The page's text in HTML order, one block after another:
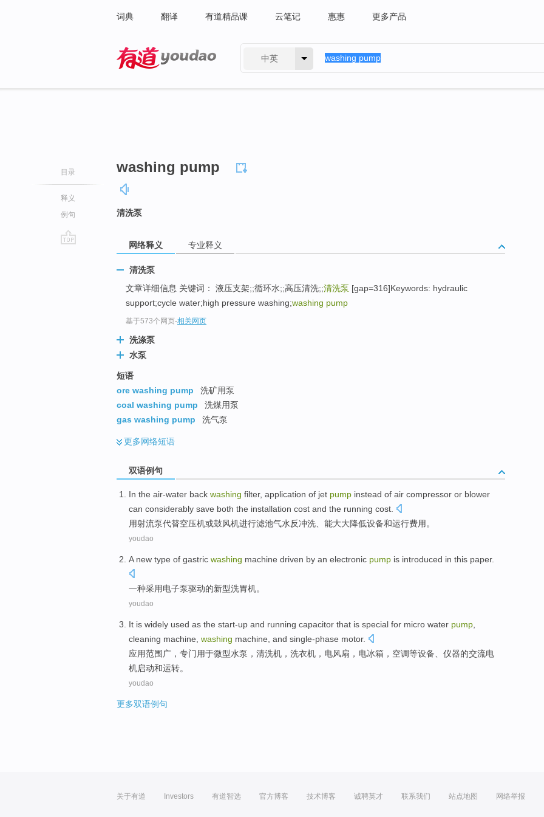
词典 翻译 有道精品课 云笔记 惠惠 更多产品
中英
目录
释义
例句
washing pump
清洗泵
网络释义 专业释义
清洗泵
文章详细信息 关键词： 液压支架;;循环水;;高压清洗;;清洗泵 [gap=316]Keywords: hydraulic
support;cycle water;high pressure washing;washing pump
基于573个网页-相关网页
洗涤泵
水泵
短语
ore washing pump
洗矿用泵
coal washing pump
洗煤用泵
gas washing pump
洗气泵
更多网络短语
双语例句
In the air-water back washing filter, application of jet pump instead of air compressor or blower
can considerably save both the installation cost and the running cost.
用射流泵代替空压机或鼓风机进行滤池气水反冲洗、 能大大降低设备和运行费用。
youdao
A new type of gastric washing machine driven by an electronic pump is introduced in this paper.
一种采用电子泵驱动的新型洗胃机。
youdao
It is widely used as the start-up and running capacitor that is special for micro water pump
cleaning machine washing machine , and single-phase motor.
应用范围广， 专门用于微型水泵 ， 清洗机 ， 洗衣机 ， 电风扇 ，电冰箱，空调等设备 、仪器的交流电
机启动和运转。
youdao
更多双语例句
关于有道 Investors 有道智选 官方博客 技术博客 诚聘英才 联系我们 站点地图 网络举报